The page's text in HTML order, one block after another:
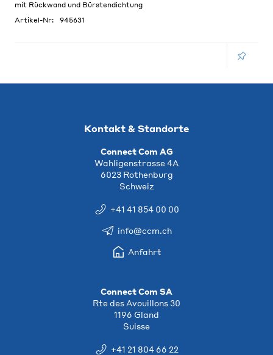
mit Rückwand und Bürstendichtung
Artikel-Nr:
945631
Kontakt & Standorte
Connect Com AG
Wahligenstrasse 4A
6023 Rothenburg
Schweiz
+41 41 854 00 00
info@ccm.ch
Anfahrt
Connect Com SA
Rte des Avouillons 30
1196 Gland
Suisse
+41 21 804 66 22